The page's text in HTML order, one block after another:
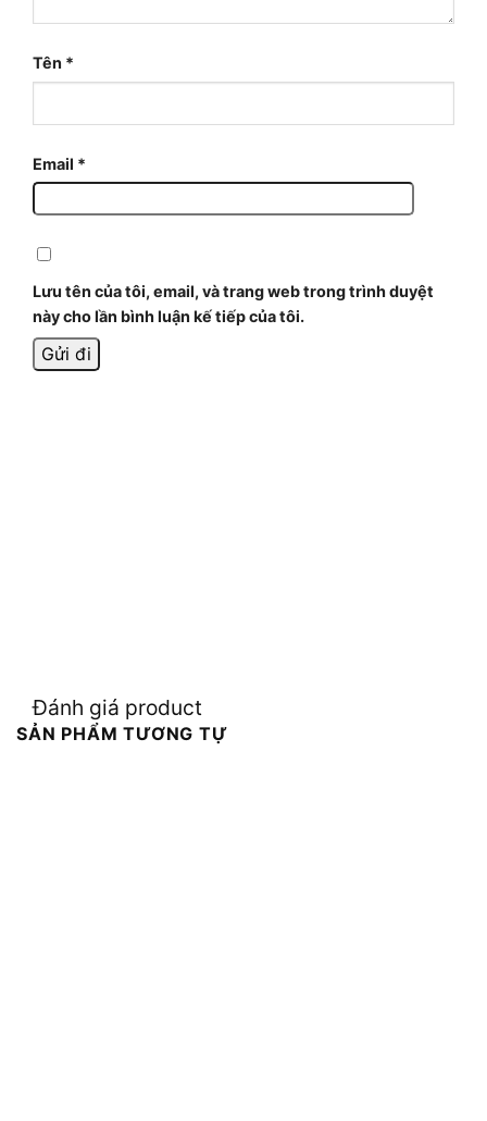
Tên *
Email *
Lưu tên của tôi, email, và trang web trong trình duyệt
này cho lần bình luận kế tiếp của tôi.
Đánh giá product
SẢN PHẨM TƯƠNG TỰ